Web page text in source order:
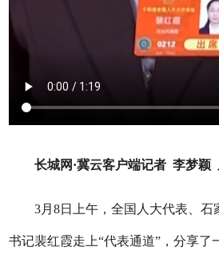
长城网·冀云客户端记者 李梦颖
3月8日上午，全国人大代表、石
书记裴红霞走上“代表通道”，分享了